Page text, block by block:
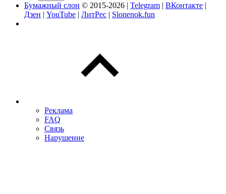
Бумажный слон © 2015-2026 | Telegram | ВКонтакте |
Дзен | YouTube | ЛитРес | Slonenok.fun
Реклама
FAQ
Связь
Нарушение